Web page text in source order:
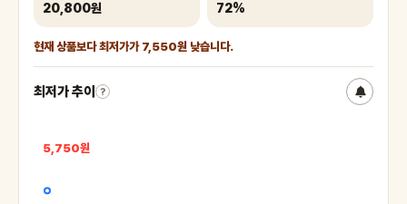
20,800원 72%
현재 상품보다 최저가가 7,550원 낮습니다.
최저가 추이 ?
5,750원